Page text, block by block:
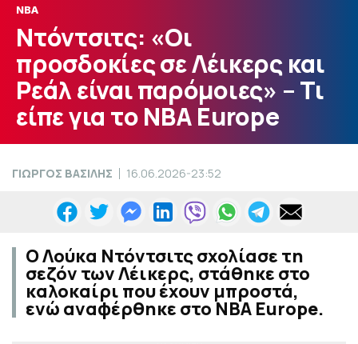
NBA
Ντόντσιτς: «Οι
προσδοκίες σε Λέικερς και
Ρεάλ είναι παρόμοιες» – Τι
είπε για το NBA Europe
ΓΙΩΡΓΟΣ ΒΑΣΙΛΗΣ 16.06.2026-23:52
Ο Λούκα Ντόντσιτς σχολίασε τη
σεζόν των Λέικερς, στάθηκε στο
καλοκαίρι που έχουν μπροστά,
ενώ αναφέρθηκε στο NBA Europe.